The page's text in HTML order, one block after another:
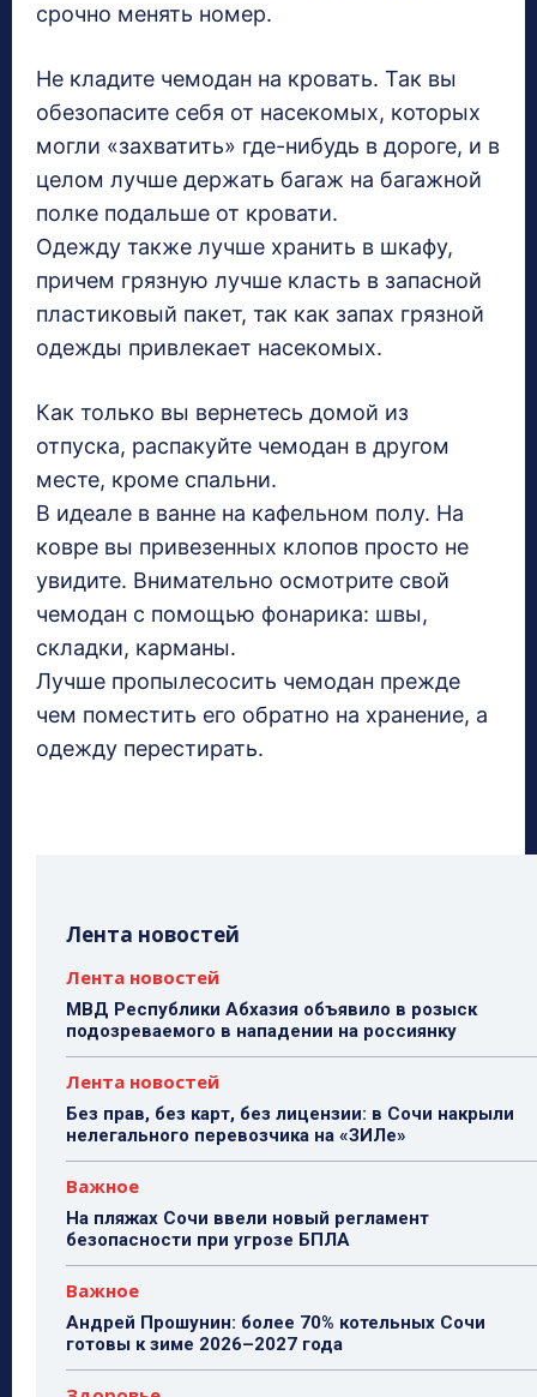
срочно менять номер.
Не кладите чемодан на кровать. Так вы
обезопасите себя от насекомых, которых
могли «захватить» где-нибудь в дороге, и в
целом лучше держать багаж на багажной
полке подальше от кровати.
Одежду также лучше хранить в шкафу,
причем грязную лучше класть в запасной
пластиковый пакет, так как запах грязной
одежды привлекает насекомых.
Как только вы вернетесь домой из
отпуска, распакуйте чемодан в другом
месте, кроме спальни.
В идеале в ванне на кафельном полу. На
ковре вы привезенных клопов просто не
увидите. Внимательно осмотрите свой
чемодан с помощью фонарика: швы,
складки, карманы.
Лучше пропылесосить чемодан прежде
чем поместить его обратно на хранение, а
одежду перестирать.
Лента новостей
Лента новостей
МВД Республики Абхазия объявило в розыск
подозреваемого в нападении на россиянку
Лента новостей
Без прав, без карт, без лицензии: в Сочи накрыли
нелегального перевозчика на «ЗИЛе»
Важное
На пляжах Сочи ввели новый регламент
безопасности при угрозе БПЛА
Важное
Андрей Прошунин: более 70% котельных Сочи
готовы к зиме 2026–2027 года